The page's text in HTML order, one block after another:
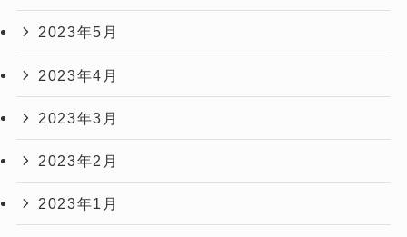
2023年5月
2023年4月
2023年3月
2023年2月
2023年1月